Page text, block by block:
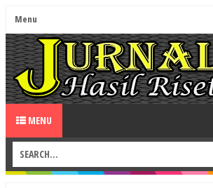
MENU